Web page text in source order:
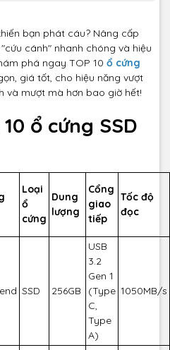
bạn phát cáu? Nâng cấp
cánh" nhanh chóng và hiệu
phá ngay TOP 10 ổ cứng
giá tốt, cho hiệu năng vượt
và mượt mà hơn bao giờ hết!
ổ cứng SSD
Loại
ổ
cứng
Dung
lượng
Cổng
giao
tiếp
Tốc độ
đọc
SSD 256GB
USB
3.2
Gen 1
(Type
C,
Type
A)
1050MB/s